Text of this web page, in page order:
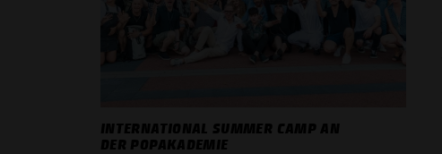
INTERNATIONAL SUMMER CAMP AN
DER POPAKADEMIE